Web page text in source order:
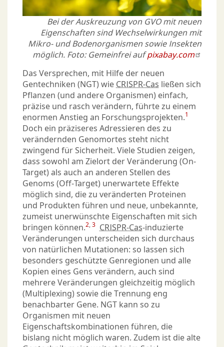
Bei der Auskreuzung von GVO mit neuen
Eigenschaften sind Wechselwirkungen mit
Mikro- und Bodenorganismen sowie Insekten
möglich. Foto: Gemeinfrei aufpixabay.com
Das Versprechen, mit Hilfe der neuen
Gentechniken (NGT) wie CRISPR-Cas ließen sich
Pflanzen (und andere Organismen) einfach,
präzise und rasch verändern, führte zu einem
enormen Anstieg an Forschungsprojekten.1
Doch ein präziseres Adressieren des zu
verändernden Genomortes steht nicht
zwingend für Sicherheit. Viele Studien zeigen,
dass sowohl am Zielort der Veränderung (On-
Target) als auch an anderen Stellen des
Genoms (Off-Target) unerwartete Effekte
möglich sind, die zu veränderten Proteinen
und Produkten führen und neue, unbekannte,
zumeist unerwünschte Eigenschaften mit sich
bringen können.2 3 CRISPR-Cas-induzierte
Veränderungen unterscheiden sich durchaus
von natürlichen Mutationen: so lassen sich
besonders geschützte Genregionen und alle
Kopien eines Gens verändern, auch sind
mehrere Veränderungen gleichzeitig möglich
(Multiplexing) sowie die Trennung eng
benachbarter Gene. NGT kann so zu
Organismen mit neuen
Eigenschaftskombinationen führen, die
bislang nicht möglich waren. Zudem ist die alte